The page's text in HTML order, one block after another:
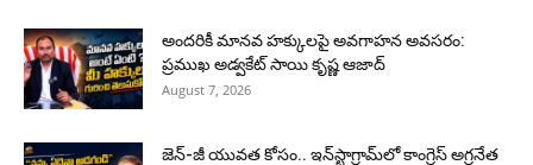
అందరికీ మానవ హక్కులపై అవగాహన అవసరం:
ప్రముఖ అడ్వకేట్ సాయి కృష్ణ ఆజాద్
August 7, 2026
జెన్-జీ యువత కోసం.. ఇన్‌స్టాగ్రామ్‌లో కాంగ్రెస్ అగ్రనేత